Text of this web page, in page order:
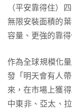
（平安靠得住）
無限安裝面積的
容量、更強的靠
作為全球規模化
發「明天會有人
來，在市場上獲
中東非、亞太、